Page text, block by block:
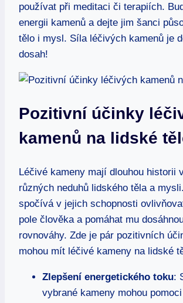
používat při meditaci či terapiích.
energii kamenů a dejte jim šanci
tělo i mysl. Síla léčivých kamenů je
dosah!
Pozitivní účinky
kamenů na lidské
Léčivé kameny mají dlouhou historii
různých neduhů lidského těla a
spočívá v jejich schopnosti
pole člověka a pomáhat mu
rovnováhy. Zde je pár pozitivních
mohou mít léčivé kameny na lidské
Zlepšení energetického toku:
vybrané kameny mohou